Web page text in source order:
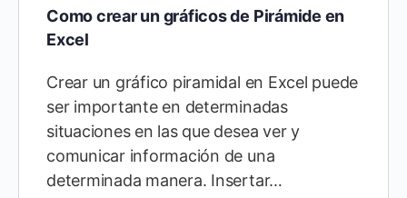
Como crear un gráficos de Pirámide en
Excel
Crear un gráfico piramidal en Excel puede
ser importante en determinadas
situaciones en las que desea ver y
comunicar información de una
determinada manera. Insertar…